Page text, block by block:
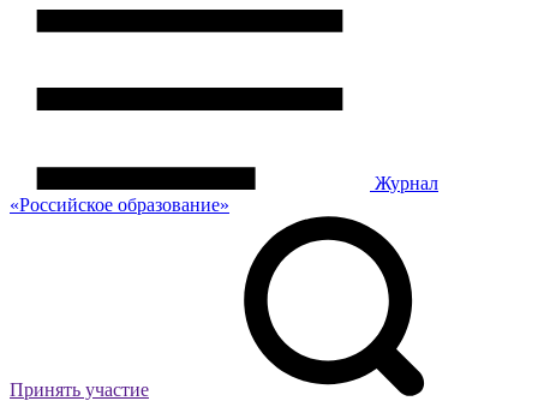
Журнал
«Российское образование»
Принять участие